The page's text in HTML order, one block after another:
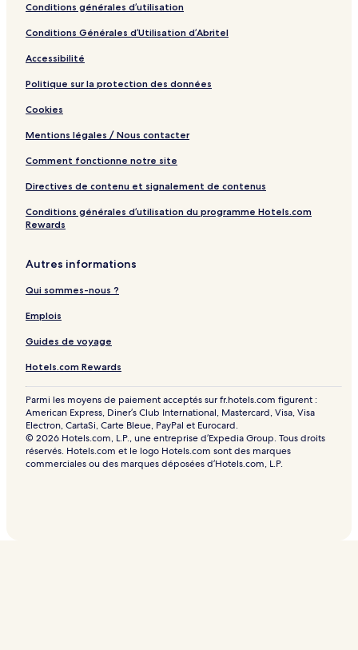
Conditions générales d’utilisation
Conditions Générales d’Utilisation d’Abritel
Accessibilité
Politique sur la protection des données
Cookies
Mentions légales / Nous contacter
Comment fonctionne notre site
Directives de contenu et signalement de contenus
Conditions générales d’utilisation du programme Hotels.com
Rewards
Autres informations
Qui sommes-nous ?
Emplois
Guides de voyage
Hotels.com Rewards
Parmi les moyens de paiement acceptés sur fr.hotels.com figurent :
American Express, Diner’s Club International, Mastercard, Visa, Visa
Electron, CartaSi, Carte Bleue, PayPal et Eurocard.
© 2026 Hotels.com, L.P., une entreprise d’Expedia Group. Tous droits
réservés. Hotels.com et le logo Hotels.com sont des marques
commerciales ou des marques déposées d’Hotels.com, L.P.